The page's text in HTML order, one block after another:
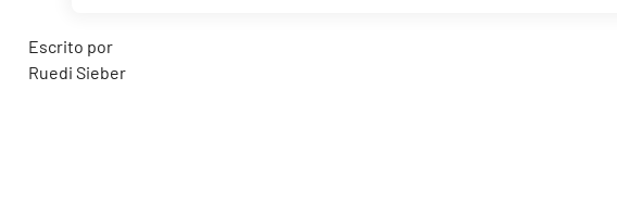
Escrito por
Ruedi Sieber